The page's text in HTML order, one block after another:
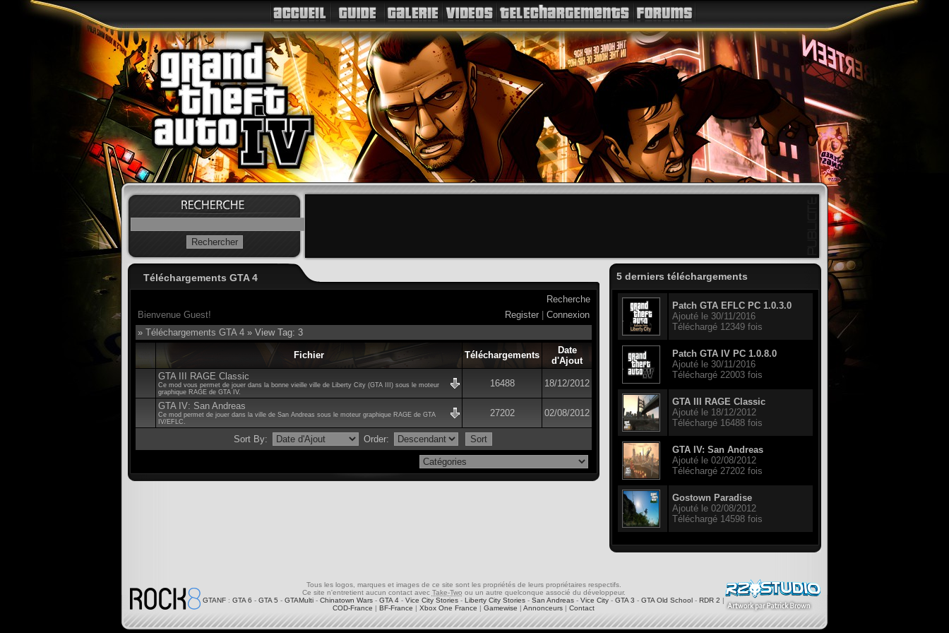
5 derniers téléchargements
Patch GTA EFLC PC 1.0.3.0
Ajouté le 30/11/2016
Téléchargé 12349 fois
Patch GTA IV PC 1.0.8.0
Ajouté le 30/11/2016
Téléchargé 22003 fois
GTA III RAGE Classic
Ajouté le 18/12/2012
Téléchargé 16488 fois
GTA IV: San Andreas
Ajouté le 02/08/2012
Téléchargé 27202 fois
Gostown Paradise
Ajouté le 02/08/2012
Téléchargé 14598 fois
Téléchargements GTA 4
Recherche
Bienvenue Guest!
Register
Connexion
» Téléchargements GTA 4 » View Tag: 3
Fichier Téléchargements
Date
d'Ajout
GTA III RAGE Classic
Ce mod vous permet de jouer dans la bonne vieille ville de Liberty City (GTA III) sous le moteur
graphique RAGE de GTA IV.
16488 18/12/2012
GTA IV: San Andreas
Ce mod permet de jouer dans la ville de San Andreas sous le moteur graphique RAGE de GTA
IV/EFLC.
27202 02/08/2012
Sort By: Order:
Tous les logos, marques et images de ce site sont les propriétés de leurs propriétaires respectifs.
Ce site n'entretient aucun contact avec Take-Two ou un autre quelconque associé du développeur.
GTANF : GTA 6 - GTA 5 - GTAMulti - Chinatown Wars - GTA 4 - Vice City Stories - Liberty City Stories - San Andreas - Vice City - GTA 3 - GTA Old School - RDR 2 |
COD-France | BF-France | Xbox One France | Gamewise | Annonceurs | Contact